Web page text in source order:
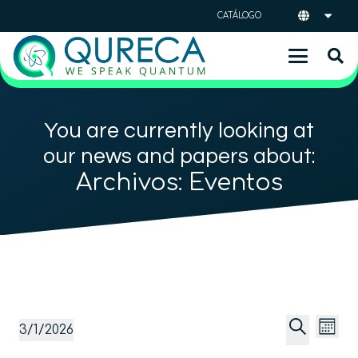
CATÁLOGO
You are currently looking at
our news and papers about:
Archivos: Eventos
Eventos Mes
3/1/2026